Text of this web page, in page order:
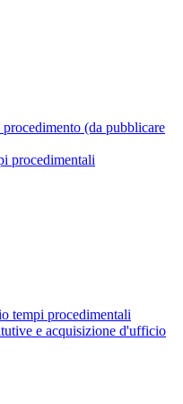
(da pubblicare
procedimentali
tempi procedimentali
e acquisizione d'ufficio